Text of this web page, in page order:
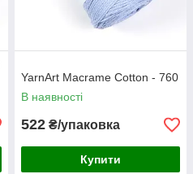
YarnArt Macrame Cotton - 760
В наявності
522 ₴/упаковка
Купити